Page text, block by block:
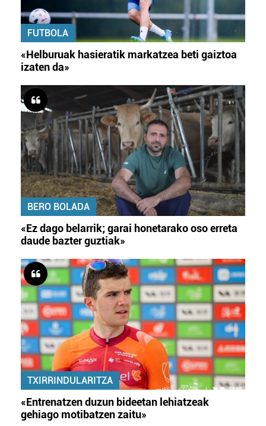
FUTBOLA
«Helburuak hasieratik markatzea beti gaiztoa
izaten da»
BERO BOLADA
«Ez dago belarrik; garai honetarako oso erreta
daude bazter guztiak»
TXIRRINDULARITZA
«Entrenatzen duzun bideetan lehiatzeak
gehiago motibatzen zaitu»